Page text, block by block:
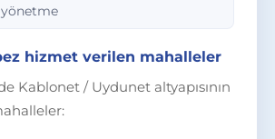
hizmet verilen mahalleler
Kablonet / Uydunet altyapısının